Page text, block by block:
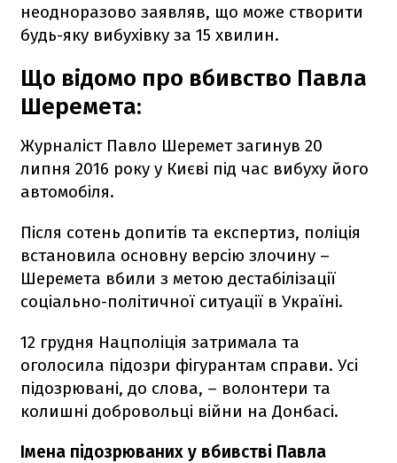
неодноразово заявляв, що може створити
будь-яку вибухівку за 15 хвилин.
Що відомо про вбивство Павла
Шеремета:
Журналіст Павло Шеремет загинув 20
липня 2016 року у Києві під час вибуху його
автомобіля.
Після сотень допитів та експертиз, поліція
встановила основну версію злочину –
Шеремета вбили з метою дестабілізації
соціально-політичної ситуації в Україні.
12 грудня Нацполіція затримала та
оголосила підозри фігурантам справи. Усі
підозрювані, до слова, – волонтери та
колишні добровольці війни на Донбасі.
Імена підозрюваних у вбивстві Павла